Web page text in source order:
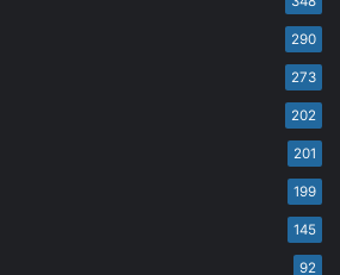
290
273
202
201
199
145
92